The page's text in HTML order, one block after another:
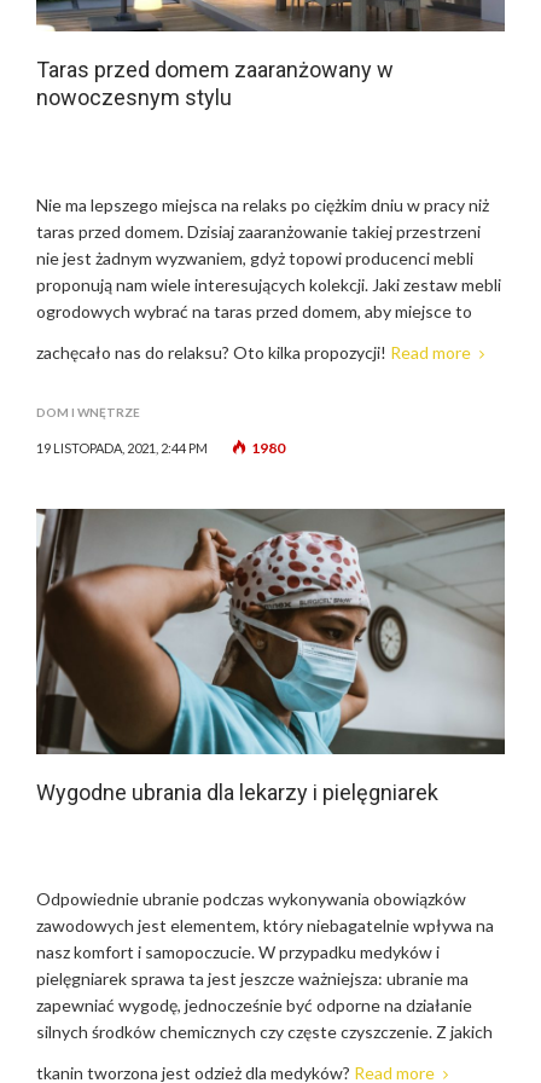
Taras przed domem zaaranżowany w
nowoczesnym stylu
Nie ma lepszego miejsca na relaks po ciężkim dniu w pracy niż
taras przed domem. Dzisiaj zaaranżowanie takiej przestrzeni
nie jest żadnym wyzwaniem, gdyż topowi producenci mebli
proponują nam wiele interesujących kolekcji. Jaki zestaw mebli
ogrodowych wybrać na taras przed domem, aby miejsce to
zachęcało nas do relaksu? Oto kilka propozycji! Read more
DOM I WNĘTRZE
19 LISTOPADA, 2021, 2:44 PM 1980
Wygodne ubrania dla lekarzy i pielęgniarek
Odpowiednie ubranie podczas wykonywania obowiązków
zawodowych jest elementem, który niebagatelnie wpływa na
nasz komfort i samopoczucie. W przypadku medyków i
pielęgniarek sprawa ta jest jeszcze ważniejsza: ubranie ma
zapewniać wygodę, jednocześnie być odporne na działanie
silnych środków chemicznych czy częste czyszczenie. Z jakich
tkanin tworzona jest odzież dla medyków? Read more